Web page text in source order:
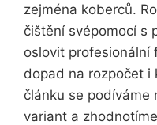
zejména koberců.
čištění svépomocí s
oslovit profesionální
dopad na rozpočet i
článku se podíváme
variant a